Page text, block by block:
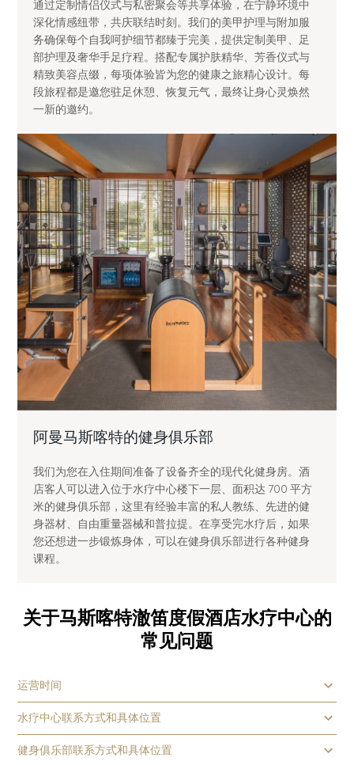
通过定制情侣仪式与私密聚会等共享体验，在宁静环境中
深化情感纽带，共庆联结时刻。我们的美甲护理与附加服
务确保每个自我呵护细节都臻于完美，提供定制美甲、足
部护理及奢华手足疗程。搭配专属护肤精华、芳香仪式与
精致美容点缀，每项体验皆为您的健康之旅精心设计。每
段旅程都是邀您驻足休憩、恢复元气，最终让身心灵焕然
一新的邀约。
阿曼马斯喀特的健身俱乐部
我们为您在入住期间准备了设备齐全的现代化健身房。酒
店客人可以进入位于水疗中心楼下一层、面积达 700 平方
米的健身俱乐部，这里有经验丰富的私人教练、先进的健
身器材、自由重量器械和普拉提。在享受完水疗后，如果
您还想进一步锻炼身体，可以在健身俱乐部进行各种健身
课程。
关于马斯喀特澈笛度假酒店水疗中心的
常见问题
运营时间
水疗中心联系方式和具体位置
健身俱乐部联系方式和具体位置